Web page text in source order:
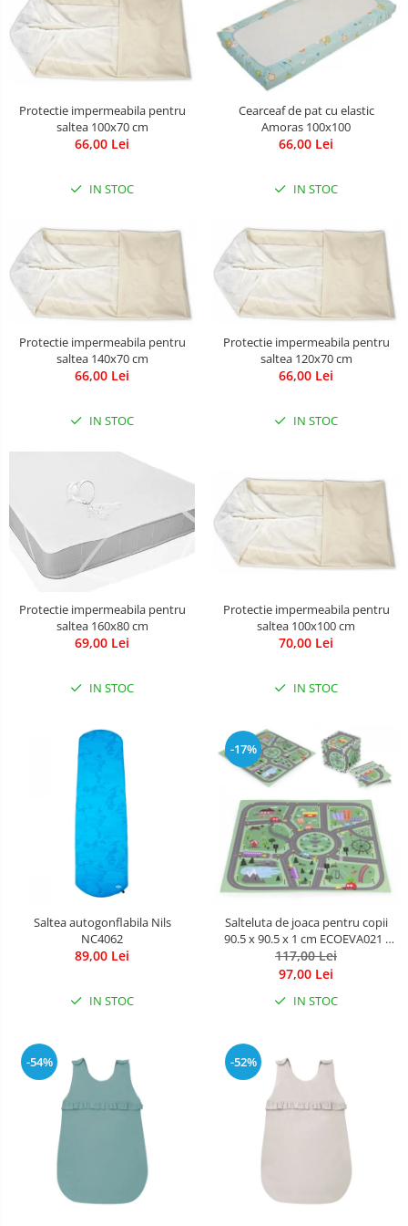
Covorase de joaca
Carusele patut
Lampi de veghe
Mobilier Birou
Protectie impermeabila pentru
saltea 100x70 cm
66,00 Lei
IN STOC
Cearceaf de pat cu elastic
Amoras 100x100
66,00 Lei
IN STOC
Protectie impermeabila pentru
saltea 140x70 cm
66,00 Lei
IN STOC
Protectie impermeabila pentru
saltea 120x70 cm
66,00 Lei
IN STOC
Protectie impermeabila pentru
saltea 160x80 cm
69,00 Lei
IN STOC
Protectie impermeabila pentru
saltea 100x100 cm
70,00 Lei
IN STOC
Saltea autogonflabila Nils
NC4062
89,00 Lei
IN STOC
-17%
Salteluta de joaca pentru copii
90.5 x 90.5 x 1 cm ECOEVA021 -
Orasel
117,00 Lei
97,00 Lei
IN STOC
-54% -52%